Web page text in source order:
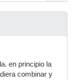
en principio la
combinar y